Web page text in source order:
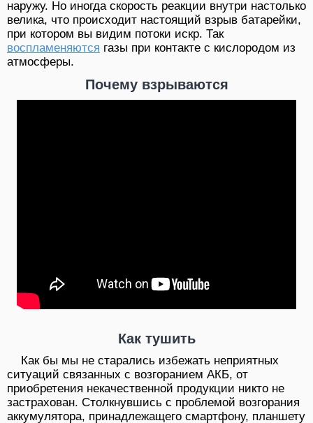
наружу. Но иногда скорость реакции внутри настолько
велика, что происходит настоящий взрыв батарейки,
при котором вы видим потоки искр. Так
воспламеняются газы при контакте с кислородом из
атмосферы.
Почему взрываются
Как тушить
Как бы мы не старались избежать неприятных
ситуаций связанных с возгоранием АКБ, от
приобретения некачественной продукции никто не
застрахован. Столкнувшись с проблемой возгорания
аккумулятора, принадлежащего смартфону, планшету